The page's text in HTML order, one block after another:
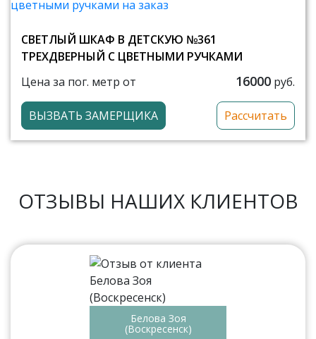
СВЕТЛЫЙ ШКАФ В ДЕТСКУЮ №361
ТРЕХДВЕРНЫЙ С ЦВЕТНЫМИ РУЧКАМИ
Цена за пог. метр от
16000 руб.
ВЫЗВАТЬ ЗАМЕРЩИКА Рассчитать
ОТЗЫВЫ НАШИХ КЛИЕНТОВ
Белова Зоя
(Воскресенск)